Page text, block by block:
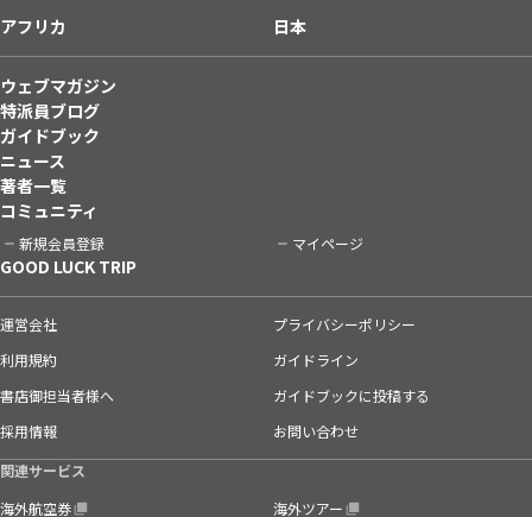
アフリカ
日本
ウェブマガジン
特派員ブログ
ガイドブック
ニュース
著者一覧
コミュニティ
新規会員登録 マイページ
GOOD LUCK TRIP
運営会社
プライバシーポリシー
利用規約
ガイドライン
書店御担当者様へ
ガイドブックに投稿する
採用情報
お問い合わせ
関連サービス
海外航空券
海外ツアー